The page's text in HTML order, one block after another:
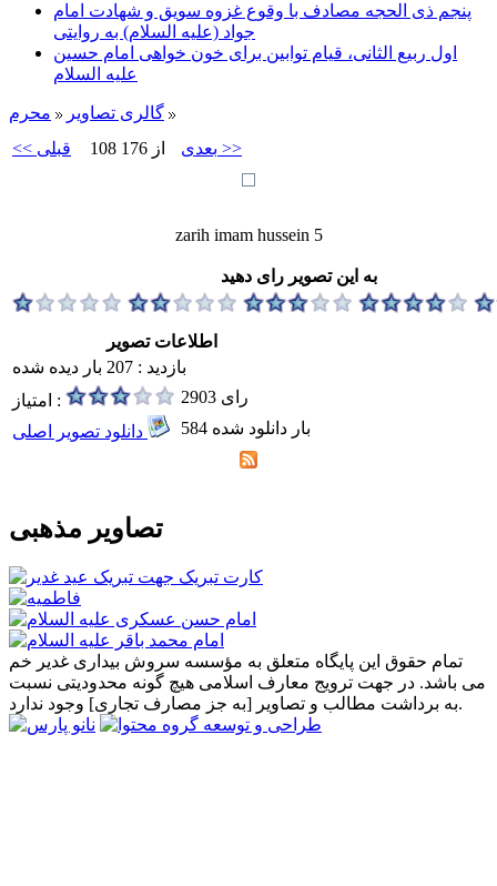
پنجم ذی الحجه مصادف با وقوع غزوه سویق و شهادت امام
جواد (علیه السلام) به روایتی
اول ربیع الثانی، قیام توابین برای خون خواهی امام حسین
علیه السلام
گالری تصاویر
محرم
<< قبلی
108 از 176 بعدی >>
zarih imam hussein 5
به این تصویر رای دهید
اطلاعات تصویر
بازدید : 207 بار دیده شده
امتیاز :
2903 رای
584 بار دانلود شده
تصاویر مذهبی
تمام حقوق این پایگاه متعلق به مؤسسه سروش بیداری غدیر خم
می باشد. در جهت ترویج معارف اسلامی هیچ گونه محدودیتی نسبت
به برداشت مطالب و تصاویر [به جز مصارف تجاری] وجود ندارد.